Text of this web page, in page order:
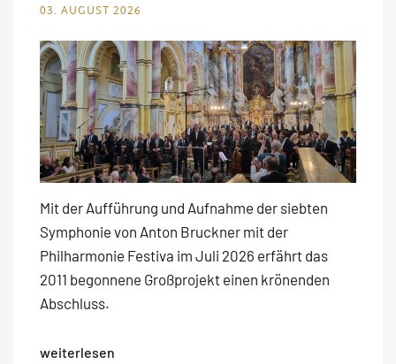
03. AUGUST 2026
Mit der Aufführung und Aufnahme der siebten
Symphonie von Anton Bruckner mit der
Philharmonie Festiva im Juli 2026 erfährt das
2011 begonnene Großprojekt einen krönenden
Abschluss.
weiterlesen